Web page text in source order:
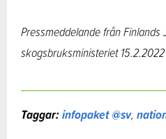
Pressmeddelande från Finlands
skogsbruksministeriet 15.2.2022
Taggar:infopaket @sv,